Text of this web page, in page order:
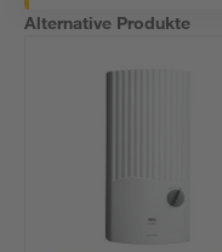
Alternative Produkte